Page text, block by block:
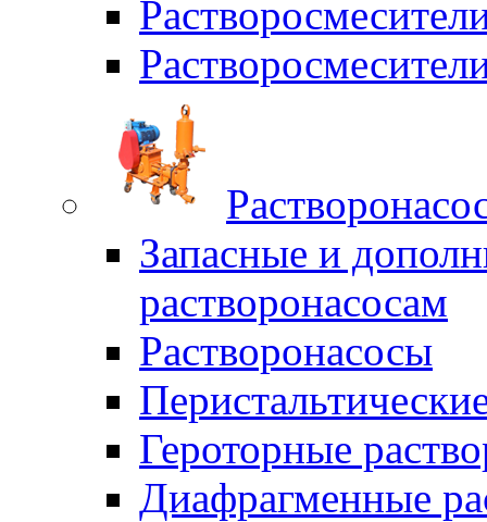
Запасные и
растворонасосам
Растворонасосы
Героторные
Диафрагменные